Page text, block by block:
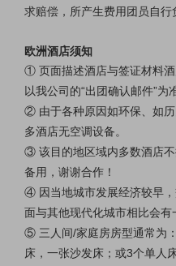
求赔偿，所产生费用团员自行
欧洲酒店须知
① 页面描述酒店与签证材料
以我公司的“出团确认邮件”为
② 由于各种原因如环保、如
多酒店无空调设备。
③ 该目的地区域内多数酒店
备用，谢谢合作！
④ 因当地城市发展经济较早
面与其他现代化城市相比会有
⑤ 三人间/家庭房房型通常为
床，一张沙发床；或3个单人